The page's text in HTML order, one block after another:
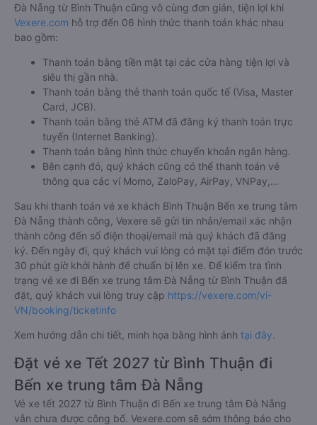
Đà Nẵng từ Bình Thuận cũng vô cùng đơn giản, tiện lợi khi
Vexere.com hỗ trợ đến 06 hình thức thanh toán khác nhau
bao gồm:
Thanh toán bằng tiền mặt tại các cửa hàng tiện lợi và
siêu thị gần nhà.
Thanh toán bằng thẻ thanh toán quốc tế (Visa, Master
Card, JCB).
Thanh toán bằng thẻ ATM đã đăng ký thanh toán trực
tuyến (Internet Banking).
Thanh toán bằng hình thức chuyển khoản ngân hàng.
Bên cạnh đó, quý khách cũng có thể thanh toán vé
thông qua các ví Momo, ZaloPay, AirPay, VNPay,…
Sau khi thanh toán vé xe khách Bình Thuận Bến xe trung tâm
Đà Nẵng thành công, Vexere sẽ gửi tin nhắn/email xác nhận
thành công đến số điện thoại/email mà quý khách đã đăng
ký. Đến ngày đi, quý khách vui lòng có mặt tại điểm đón trước
30 phút giờ khởi hành để chuẩn bị lên xe. Để kiểm tra tình
trạng vé xe đi Bến xe trung tâm Đà Nẵng từ Bình Thuận đã
đặt, quý khách vui lòng truy cập https://vexere.com/vi-
VN/booking/ticketinfo
Xem hướng dẫn chi tiết, minh họa bằng hình ảnh tại đây.
Đặt vé xe Tết 2027 từ Bình Thuận đi
Bến xe trung tâm Đà Nẵng
Vé xe tết 2027 từ Bình Thuận đi Bến xe trung tâm Đà Nẵng
vẫn chưa được công bố. Vexere.com sẽ sớm thông báo cho